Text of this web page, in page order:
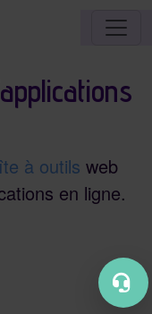
à outils web
en ligne.